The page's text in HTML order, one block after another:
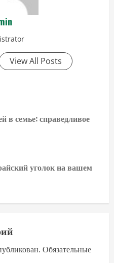
View All Posts
в семье: справедливое
уголок на вашем
Обязательные